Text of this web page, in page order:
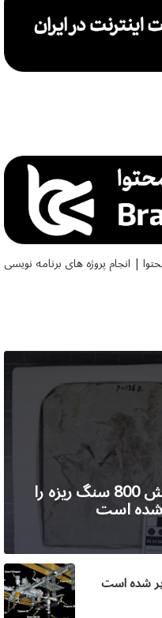
| انجام پروژه های برنامه نویسی
پرنده ای 120 میلیون سال پیش 800 سنگ ریزه را
است
پر شده است